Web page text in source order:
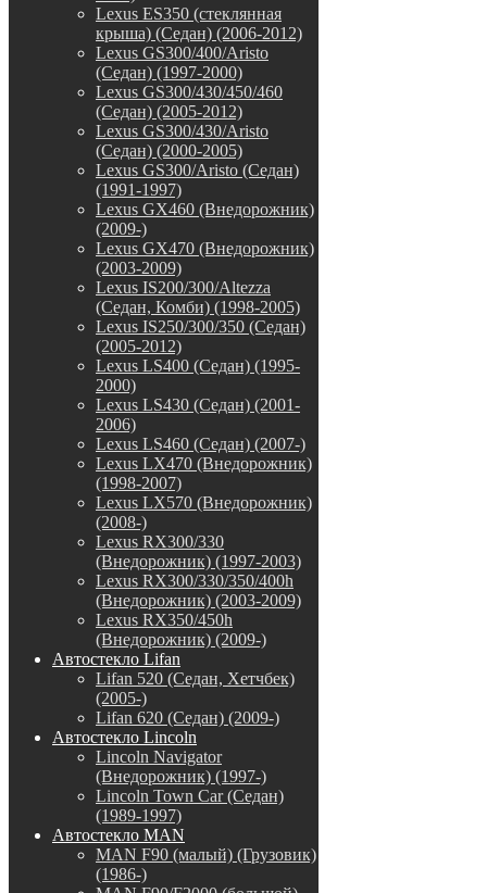
Lexus ES350 (стеклянная
крыша) (Седан) (2006-2012)
Lexus GS300/400/Aristo
(Седан) (1997-2000)
Lexus GS300/430/450/460
(Седан) (2005-2012)
Lexus GS300/430/Aristo
(Седан) (2000-2005)
Lexus GS300/Aristo (Седан)
(1991-1997)
Lexus GX460 (Внедорожник)
(2009-)
Lexus GX470 (Внедорожник)
(2003-2009)
Lexus IS200/300/Altezza
(Седан, Комби) (1998-2005)
Lexus IS250/300/350 (Седан)
(2005-2012)
Lexus LS400 (Седан) (1995-
2000)
Lexus LS430 (Седан) (2001-
2006)
Lexus LS460 (Седан) (2007-)
Lexus LX470 (Внедорожник)
(1998-2007)
Lexus LX570 (Внедорожник)
(2008-)
Lexus RX300/330
(Внедорожник) (1997-2003)
Lexus RX300/330/350/400h
(Внедорожник) (2003-2009)
Lexus RX350/450h
(Внедорожник) (2009-)
Автостекло Lifan
Lifan 520 (Седан, Хетчбек)
(2005-)
Lifan 620 (Седан) (2009-)
Автостекло Lincoln
Lincoln Navigator
(Внедорожник) (1997-)
Lincoln Town Car (Седан)
(1989-1997)
Автостекло MAN
MAN F90 (малый) (Грузовик)
(1986-)